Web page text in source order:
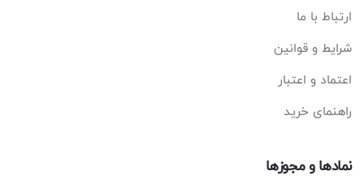
ارتباط با ما
شرایط و قوانین
اعتماد و اعتبار
راهنمای خرید
نمادها و مجوزها